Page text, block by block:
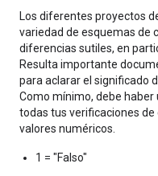
Los diferentes proyectos
variedad de esquemas de
diferencias sutiles, en
Resulta importante
para aclarar el significado
Como mínimo, debe
todas tus verificaciones
valores numéricos.
1 = "Falso"